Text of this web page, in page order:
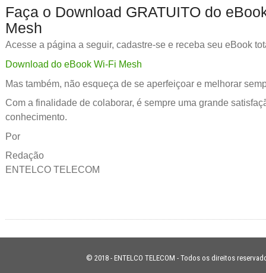
Faça o Download GRATUITO do
Mesh
Acesse a página a seguir, cadastre-se e receba seu eBook
Download do eBook Wi-Fi Mesh
Mas também, não esqueça de se aperfeiçoar e melhorar
Com a finalidade de colaborar, é sempre uma grande
conhecimento.
Por
Redação
ENTELCO TELECOM
© 2018 - ENTELCO TELECOM - Todos os direitos